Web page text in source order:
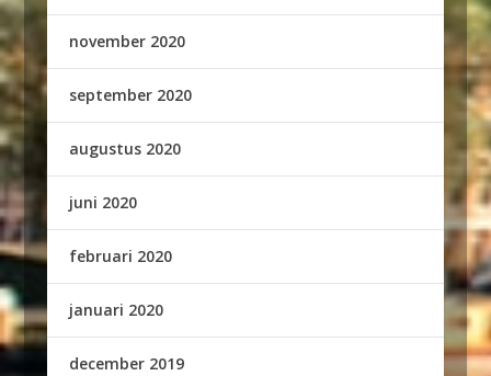
november 2020
september 2020
augustus 2020
juni 2020
februari 2020
januari 2020
december 2019